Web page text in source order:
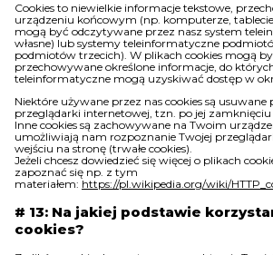
Cookies to niewielkie informacje tekstowe,
urządzeniu końcowym (np. komputerze,
mogą być odczytywane przez nasz system
własne) lub systemy teleinformatyczne
podmiotów trzecich). W plikach cookies mogą
przechowywane określone informacje, do
teleinformatyczne mogą uzyskiwać dostęp w
Niektóre używane przez nas cookies są usuwane
przeglądarki internetowej, tzn. po jej zamknięciu
Inne cookies są zachowywane na Twoim
umożliwiają nam rozpoznanie Twojej
wejściu na stronę (trwałe cookies).
Jeżeli chcesz dowiedzieć się więcej o plikach
zapoznać się np. z tym
materiałem: https://pl.wikipedia.org/wiki/
# 13: Na jakiej podstawie
cookies?